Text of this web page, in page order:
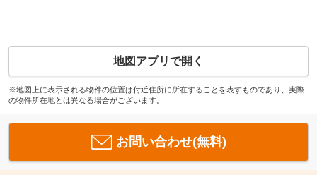
地図アプリで開く
※地図上に表示される物件の位置は付近住所に所在することを表すものであり、実際
の物件所在地とは異なる場合がございます。
お問い合わせ(無料)